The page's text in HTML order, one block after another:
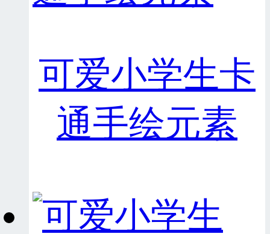
可爱小学生卡
通手绘元素